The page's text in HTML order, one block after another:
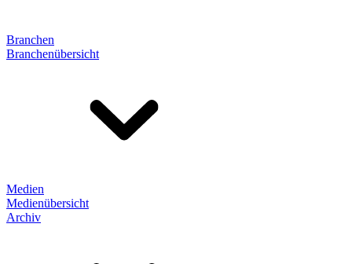
Branchen
Branchenübersicht
Medien
Medienübersicht
Archiv